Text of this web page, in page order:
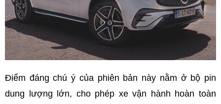
Điểm đáng chú ý của phiên bản này nằm ở bộ pin
dung lượng lớn, cho phép xe vận hành hoàn toàn